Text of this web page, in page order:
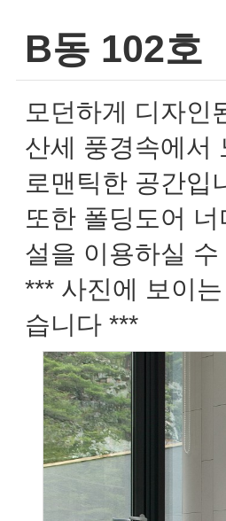
B동 102호
모던하게 디자인
산세 풍경속에서
로맨틱한 공간입
또한 폴딩도어
설을 이용하실 수
*** 사진에 보이
습니다 ***